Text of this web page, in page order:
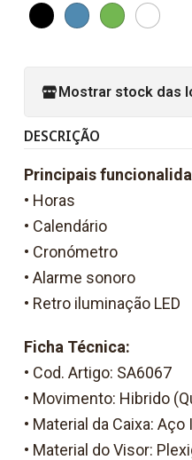
Mostrar stock das
DESCRIÇÃO
Principais
• Horas
• Calendário
• Cronómetro
• Alarme sonoro
• Retro iluminação LED
Ficha Técnica:
• Cod. Artigo: SA6067
• Movimento: Hibrido
• Material da Caixa: Aço
• Material do Visor: